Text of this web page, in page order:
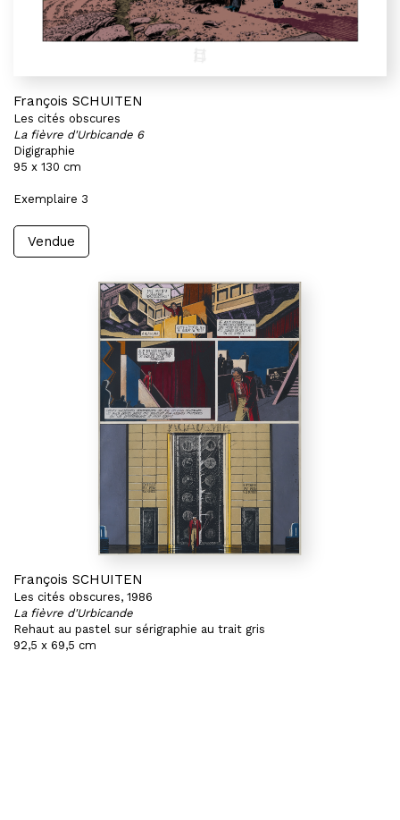
François SCHUITEN
Les cités obscures
La fièvre d'Urbicande 6
Digigraphie
95 x 130 cm
Exemplaire 3
Vendue
François SCHUITEN
Les cités obscures, 1986
La fièvre d'Urbicande
Rehaut au pastel sur sérigraphie au trait gris
92,5 x 69,5 cm